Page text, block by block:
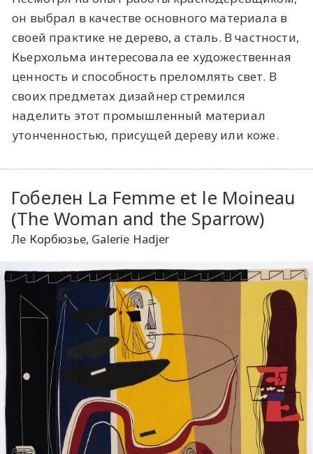
он выбрал в качестве основного материала в
своей практике не дерево, а сталь. В частности,
Кьерхольма интересовала ее художественная
ценность и способность преломлять свет. В
своих предметах дизайнер стремился
наделить этот промышленный материал
утонченностью, присущей дереву или коже.
Гобелен La Femme et le Moineau
(The Woman and the Sparrow)
Ле Корбюзье, Galerie Hadjer